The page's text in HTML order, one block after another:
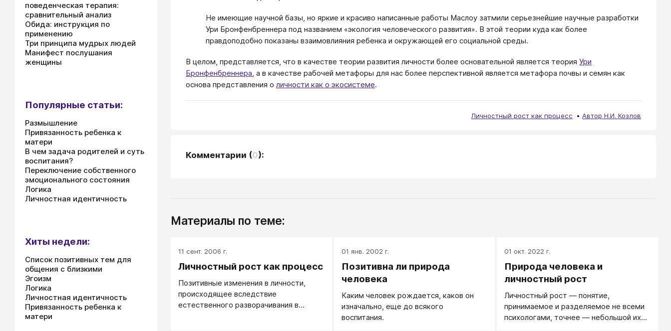
Не имеющие научной базы, но яркие и красиво написанные работы Маслоу затмили серьезнейшие научные разработки
Ури Бронфенбреннера под названием «экология человеческого развития». В этой теории куда как более
правдоподобно показаны взаимовлияния ребенка и окружающей его социальной среды.
В целом, представляется, что в качестве теории развития личности более основательной является теория Ури
Бронфенбреннера, а в качестве рабочей метафоры для нас более перспективной является метафора почвы и семян как
основа представления о личности как о экосистеме.
Личностный рост как процесс Автор Н.И. Козлов
Комментарии (0):
Материалы по теме:
11 сент. 2006 г.
Личностный рост как процесс
Позитивные изменения в личности,
происходящее вследствие
естественного разворачивания в
01 янв. 2002 г.
Позитивна ли природа
человека
Каким человек рождается, каков он
изначально, еще до всякого
воспитания.
01 окт. 2022 г.
Природа человека и
личностный рост
Личностный рост — понятие,
принимаемое и разделяемое не всеми
психологами, точнее — небольшой их
поведенческая терапия:
сравнительный анализ
Обида: инструкция по
применению
Три принципа мудрых людей
Манифест послушания
женщины
Популярные статьи:
Размышление
Привязанность ребенка к
матери
В чем задача родителей и суть
воспитания?
Переключение собственного
эмоционального состояния
Логика
Личностная идентичность
Хиты недели:
Список позитивных тем для
общения с близкими
Эгоизм
Логика
Личностная идентичность
Привязанность ребенка к
матери